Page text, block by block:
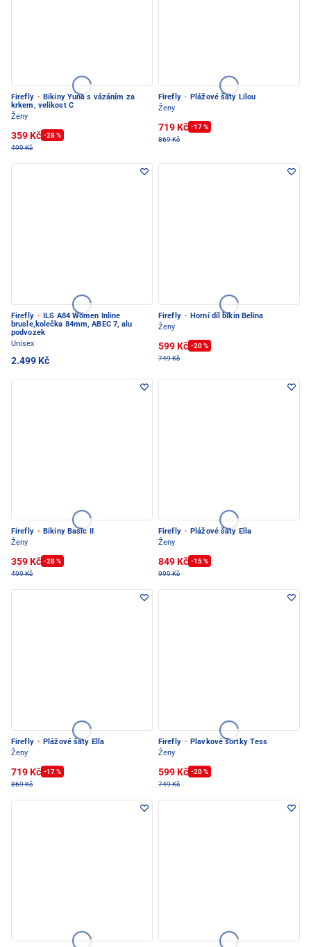
Firefly · Bikiny Yuna s vázáním za
krkem, velikost C
Ženy
359 Kč -28 %
499 Kč
Firefly · Plážové šaty Lilou
Ženy
719 Kč -17 %
869 Kč
Firefly ·
ILS A84 Women Inline
brusle,kolečka 84mm, ABEC 7, alu
podvozek
Unisex
2.499 Kč
Firefly · Horní díl bikin Belina
Ženy
599 Kč -20 %
749 Kč
Firefly · Bikiny Basic II
Ženy
359 Kč -28 %
499 Kč
Firefly · Plážové šaty Ella
Ženy
849 Kč -15 %
999 Kč
Firefly · Plážové šaty Ella
Ženy
719 Kč -17 %
869 Kč
Firefly · Plavkové šortky Tess
Ženy
599 Kč -20 %
749 Kč